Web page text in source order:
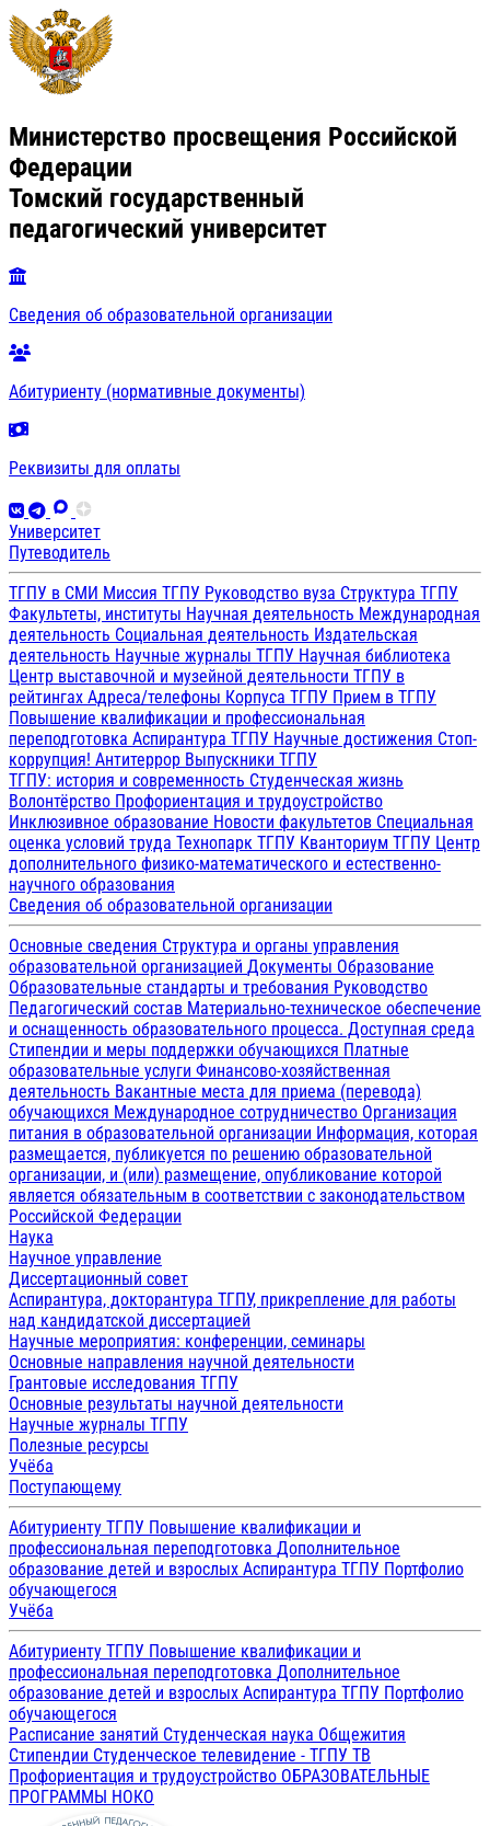
Министерство просвещения Российской
Федерации
Томский государственный
педагогический университет
Сведения об образовательной организации
Абитуриенту (нормативные документы)
Реквизиты для оплаты
Университет
Путеводитель
ТГПУ в СМИ Миссия ТГПУ Руководство вуза Структура ТГПУ
Факультеты, институты Научная деятельность Международная
деятельность Социальная деятельность Издательская
деятельность Научные журналы ТГПУ Научная библиотека
Центр выставочной и музейной деятельности ТГПУ в
рейтингах Адреса/телефоны Корпуса ТГПУ Прием в ТГПУ
Повышение квалификации и профессиональная
переподготовка Аспирантура ТГПУ Научные достижения Стоп-
коррупция! Антитеррор Выпускники ТГПУ
ТГПУ: история и современность Студенческая жизнь
Волонтёрство Профориентация и трудоустройство
Инклюзивное образование Новости факультетов Специальная
оценка условий труда Технопарк ТГПУ Кванториум ТГПУ Центр
дополнительного физико-математического и естественно-
научного образования
Сведения об образовательной организации
Основные сведения Структура и органы управления
образовательной организацией Документы Образование
Образовательные стандарты и требования Руководство
Педагогический состав Материально-техническое обеспечение
и оснащенность образовательного процесса. Доступная среда
Стипендии и меры поддержки обучающихся Платные
образовательные услуги Финансово-хозяйственная
деятельность Вакантные места для приема (перевода)
обучающихся Международное сотрудничество Организация
питания в образовательной организации Информация, которая
размещается, публикуется по решению образовательной
организации, и (или) размещение, опубликование которой
является обязательным в соответствии с законодательством
Российской Федерации
Наука
Научное управление
Диссертационный совет
Аспирантура, докторантура ТГПУ, прикрепление для работы
над кандидатской диссертацией
Научные мероприятия: конференции, семинары
Основные направления научной деятельности
Грантовые исследования ТГПУ
Основные результаты научной деятельности
Научные журналы ТГПУ
Полезные ресурсы
Учёба
Поступающему
Абитуриенту ТГПУ Повышение квалификации и
профессиональная переподготовка Дополнительное
образование детей и взрослых Аспирантура ТГПУ Портфолио
обучающегося
Учёба
Абитуриенту ТГПУ Повышение квалификации и
профессиональная переподготовка Дополнительное
образование детей и взрослых Аспирантура ТГПУ Портфолио
обучающегося
Расписание занятий Студенческая наука Общежития
Стипендии Студенческое телевидение - ТГПУ ТВ
Профориентация и трудоустройство ОБРАЗОВАТЕЛЬНЫЕ
ПРОГРАММЫ НОКО